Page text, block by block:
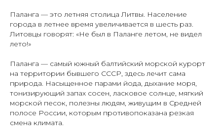
Паланга — это летняя столица Литвы. Население
города в летнее время увеличивается в шесть раз.
Литовцы говорят: «Не был в Паланге летом, не видел
лето!»
Паланга — самый южный балтийский морской курорт
на территории бывшего СССР, здесь лечит сама
природа. Насыщенное парами йода, дыхание моря,
тонизирующий запах сосен, ласковое солнце, мягкий
морской песок, полезны людям, живущим в Средней
полосе России, которым противопоказана резкая
смена климата.